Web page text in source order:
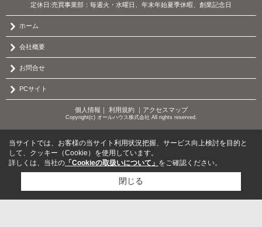
定休日:売買事業部：毎週火・水曜日、年末年始夏季休暇、創業記念日
ホーム
会社概要
お問合せ
PCサイト
個人情報 ｜ 利用規約｜ アクセスマップ
Copyright(c) オールハウス株式会社 All rights reserved.
当サイトでは、お客様の当サイト利用状況把握、サービス向上検討を目的と
して、クッキー（Cookie）を使用しています。
詳しくは、当社の 「Cookieの取扱いについて」 をご確認ください。
閉じる